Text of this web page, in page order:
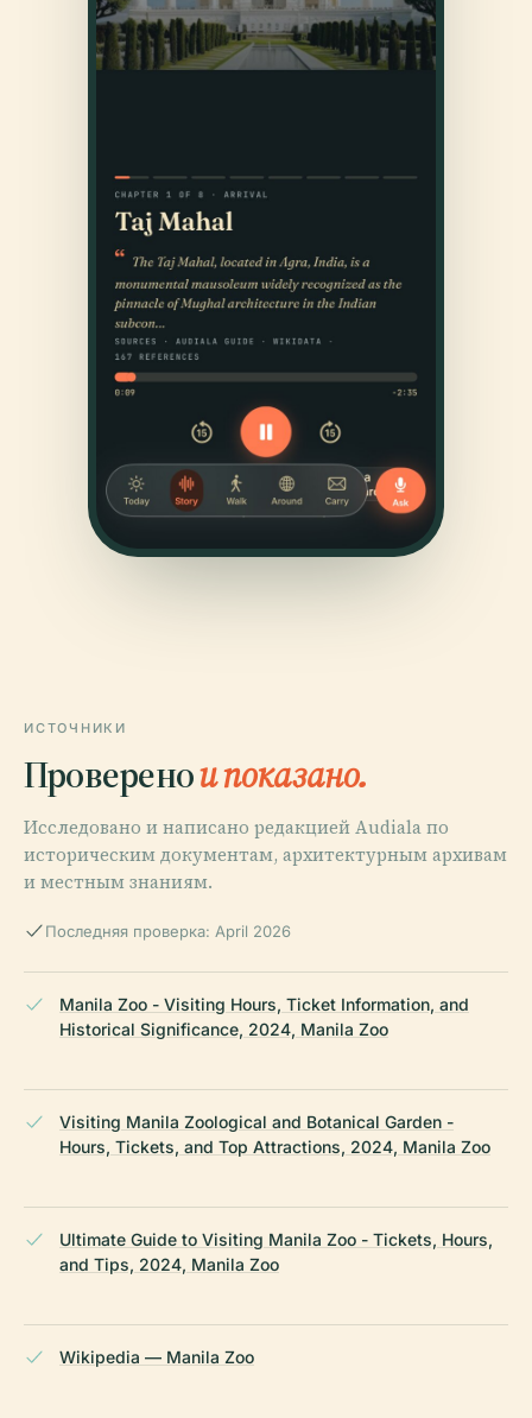
ИСТОЧНИКИ
Проверенои показано.
Исследовано и написано редакцией Audiala по
историческим документам, архитектурным архивам
и местным знаниям.
Последняя проверка: April 2026
Manila Zoo - Visiting Hours, Ticket Information, and
Historical Significance, 2024, Manila Zoo
Visiting Manila Zoological and Botanical Garden -
Hours, Tickets, and Top Attractions, 2024, Manila Zoo
Ultimate Guide to Visiting Manila Zoo - Tickets, Hours,
and Tips, 2024, Manila Zoo
Wikipedia — Manila Zoo